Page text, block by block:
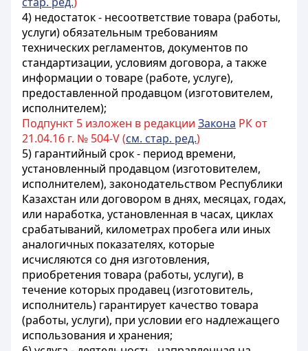
4) недостаток - несоответствие товара (работы,
услуги) обязательным требованиям
технических регламентов, документов по
стандартизации, условиям договора, а также
информации о товаре (работе, услуге),
предоставленной продавцом (изготовителем,
исполнителем);
Подпункт 5 изложен в редакции Закона РК от
21.04.16 г. № 504-V (см. стар. ред.)
5) гарантийный срок - период времени,
установленный продавцом (изготовителем,
исполнителем), законодательством Республики
Казахстан или договором в днях, месяцах, годах,
или наработка, установленная в часах, циклах
срабатываний, километрах пробега или иных
аналогичных показателях, которые
исчисляются со дня изготовления,
приобретения товара (работы, услуги), в
течение которых продавец (изготовитель,
исполнитель) гарантирует качество товара
(работы, услуги), при условии его надлежащего
использования и хранения;